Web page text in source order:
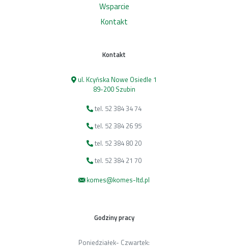
Wsparcie
Kontakt
Kontakt
ul. Kcyńska Nowe Osiedle 1
89-200 Szubin
tel. 52 384 34 74
tel. 52 384 26 95
tel. 52 384 80 20
tel. 52 384 21 70
komes@komes-ltd.pl
Godziny pracy
Poniedziałek- Czwartek: